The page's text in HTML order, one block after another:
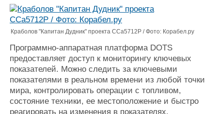
Личности
Словарь
Форум
Отзывы
Все службы
Краболов "Капитан Дудник" проекта ССа5712P / Фото: Корабел.ру
Программно-аппаратная платформа DOTS
предоставляет доступ к мониторингу ключевых
показателей. Можно следить за ключевыми
показателями в реальном времени из любой точки
мира, контролировать операции с топливом,
состояние техники, ее местоположение и быстро
реагировать на изменения в показателях.